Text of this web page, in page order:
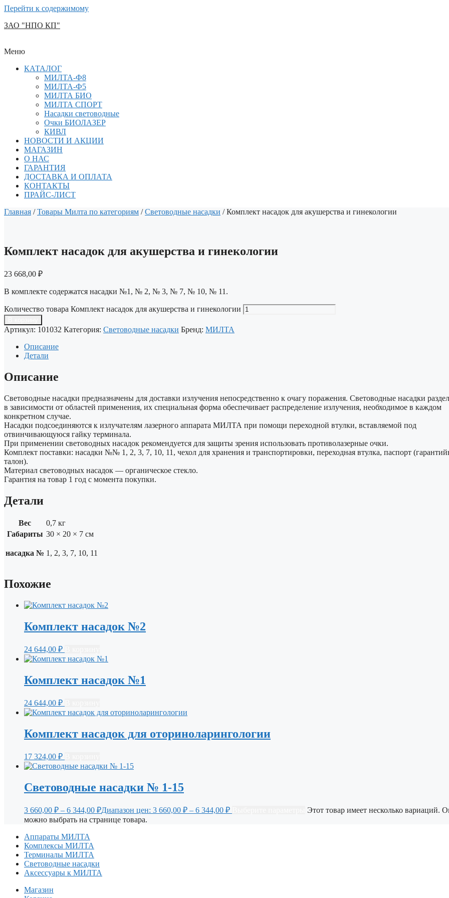
Перейти к содержимому
ЗАО "НПО КП"
Меню
КАТАЛОГ
МИЛТА-Ф8
МИЛТА-Ф5
МИЛТА БИО
МИЛТА СПОРТ
Насадки световодные
Очки БИОЛАЗЕР
КИВЛ
НОВОСТИ И АКЦИИ
МАГАЗИН
О НАС
ГАРАНТИЯ
ДОСТАВКА И ОПЛАТА
КОНТАКТЫ
ПРАЙС-ЛИСТ
Главная /Товары Милта по категориям /Световодные насадки / Комплект насадок для акушерства и гинекологии
Комплект насадок для акушерства и гинекологии
23 668,00 ₽
В комплекте содержатся насадки №1, № 2, № 3, № 7, № 10, № 11.
Количество товара Комплект насадок для акушерства и гинекологии
Артикул: 101032 Категория: Световодные насадки Бренд: МИЛТА
Описание
Детали
Описание
Световодные насадки предназначены для доставки излучения непосредственно к очагу поражения. Световодные насадки
в зависимости от областей применения, их специальная форма обеспечивает распределение излучения, необходимое в каждом
конкретном случае.
Насадки подсоединяются к излучателям лазерного аппарата МИЛТА при помощи переходной втулки, вставляемой под
отвинчивающуюся гайку терминала.
При применении световодных насадок рекомендуется для защиты зрения использовать противолазерные очки.
Комплект поставки: насадки №№ 1, 2, 3, 7, 10, 11, чехол для хранения и транспортировки, переходная втулка, паспорт
талон).
Материал световодных насадок — органическое стекло.
Гарантия на товар 1 год с момента покупки.
Детали
Вес
0,7 кг
Габариты 30 × 20 × 7 см
насадка № 1, 2, 3, 7, 10, 11
Похожие
Комплект насадок №2
24 644,00 ₽
Комплект насадок №1
24 644,00 ₽
Комплект насадок для оториноларингологии
17 324,00 ₽
Световодные насадки № 1-15
3 660,00 ₽ – 6 344,00 ₽Диапазон цен: 3 660,00 ₽ – 6 344,00 ₽
Этот товар имеет несколько вариаций.
можно выбрать на странице товара.
Аппараты МИЛТА
Комплексы МИЛТА
Терминалы МИЛТА
Световодные насадки
Аксессуары к МИЛТА
Магазин